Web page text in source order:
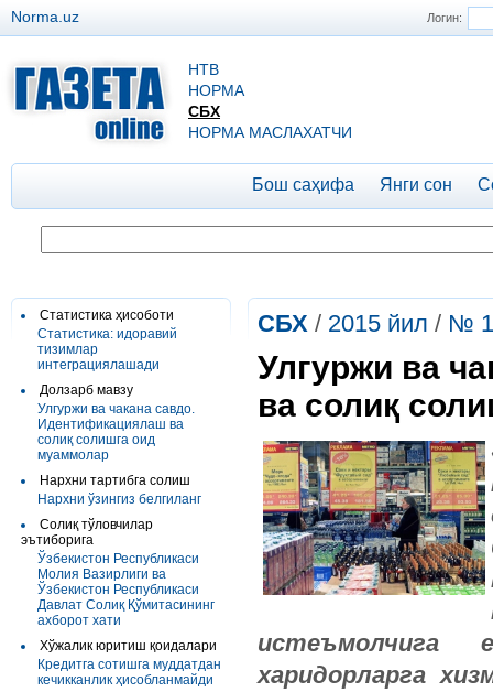
Логин:
Norma.uz
НТВ
НОРМА
СБХ
НОРМА МАСЛАХАТЧИ
Бош саҳифа Янги сон
Статистика ҳисоботи
Статистика: идоравий
тизимлар
интеграциялашади
Долзарб мавзу
Улгуржи ва чакана савдо.
Идентификациялаш ва
солиқ солишга оид
муаммолар
Нархни тартибга солиш
Нархни ўзингиз белгиланг
Солиқ тўловчилар
эътиборига
Ўзбекистон Республикаси
Молия Вазирлиги ва
Ўзбекистон Республикаси
Давлат Солиқ Қўмитасининг
ахборот хати
Хўжалик юритиш қоидалари
Кредитга сотишга муддатдан
кечикканлик ҳисобланмайди
СБХ / 2015 йил / №
Улгуржи ва
ва солиқ
истеъмолчига
харидорларга